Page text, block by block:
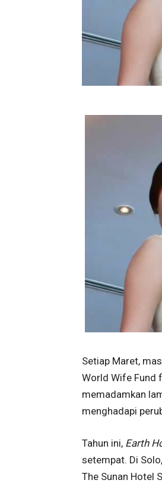
Setiap Maret,
World Wife Fund
memadamkan
menghadapi
Tahun ini, Earth
setempat. Di
The Sunan Hotel